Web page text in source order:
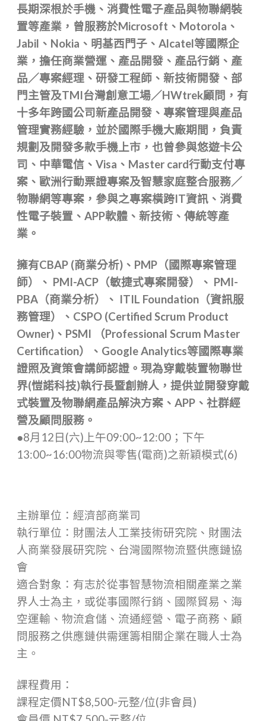
長期深根於手機、消費性電子產品與物聯網裝
置等產業，曾服務於Microsoft、Motorola、
Jabil、Nokia、明基西門子、Alcatel等國際企
業，擔任商業營運、產品開發、產品行銷、產
品／專案經理、研發工程師、新技術開發、部
門主管及TMI台灣創意工場／HWtrek顧問，有
十多年跨國公司新產品開發、專案管理與產品
管理實務經驗，並於國際手機大廠期間，負責
規劃及開發多款手機上市，也曾參與悠遊卡公
司、中華電信、Visa、Master card行動支付專
案、歐洲行動票證專案及智慧家庭整合服務／
物聯網等專案，參與之專案橫跨IT資訊、消費
性電子裝置、APP軟體、新技術、傳統等產
業。
擁有CBAP (商業分析)、PMP（國際專案管理
師）、 PMI-ACP（敏捷式專案開發）、 PMI-
PBA（商業分析）、 ITIL Foundation（資訊服
務管理）、CSPO (Certified Scrum Product
Owner)、PSMI （Professional Scrum Master
Certification）、Google Analytics等國際專業
證照及資策會講師認證。現為穿戴裝置物聯世
界(愷諾科技)執行長暨創辦人，提供並開發穿戴
式裝置及物聯網產品解決方案、APP、社群經
營及顧問服務。
●8月12日(六)上午09:00~12:00；下午
13:00~16:00物流與零售(電商)之新穎模式(6)
主辦單位：經濟部商業司
執行單位：財團法人工業技術研究院、財團法
人商業發展研究院、台灣國際物流暨供應鏈協
會
適合對象：有志於從事智慧物流相關產業之業
界人士為主，或從事國際行銷、國際貿易、海
空運輸、物流倉儲、流通經營、電子商務、顧
問服務之供應鏈供需運籌相關企業在職人士為
主。
課程費用：
課程定價NT$8,500-元整/位(非會員)